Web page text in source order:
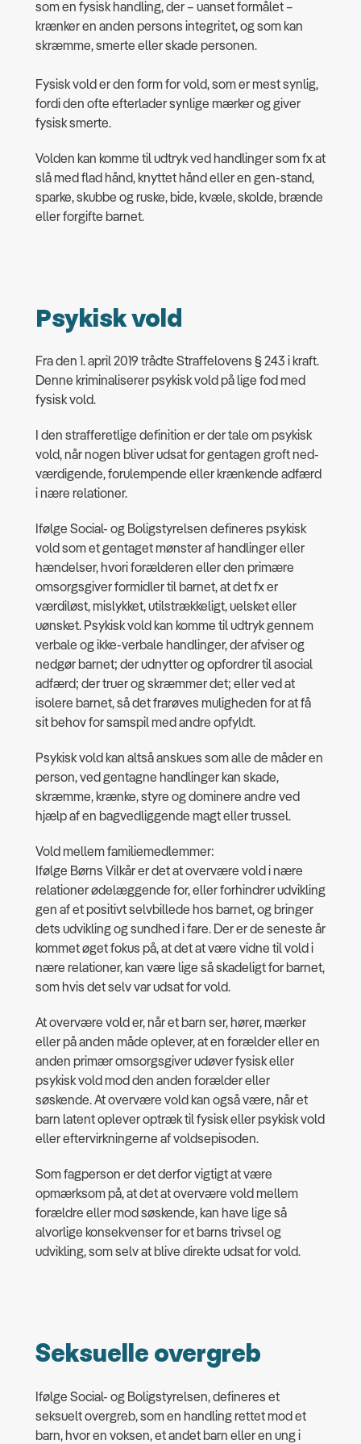
som en fysisk handling, der – uanset formålet –
krænker en anden persons integritet, og som kan
skræmme, smerte eller skade personen.
Fysisk vold er den form for vold, som er mest synlig,
fordi den ofte efterlader synlige mærker og giver
fysisk smerte.
Volden kan komme til udtryk ved handlinger som fx at
slå med flad hånd, knyttet hånd eller en gen-stand,
sparke, skubbe og ruske, bide, kvæle, skolde, brænde
eller forgifte barnet.
Psykisk vold
Fra den 1. april 2019 trådte Straffelovens § 243 i kraft.
Denne kriminaliserer psykisk vold på lige fod med
fysisk vold.
I den strafferetlige definition er der tale om psykisk
vold, når nogen bliver udsat for gentagen groft ned-
værdigende, forulempende eller krænkende adfærd
i nære relationer.
Ifølge Social- og Boligstyrelsen defineres psykisk
vold som et gentaget mønster af handlinger eller
hændelser, hvori forælderen eller den primære
omsorgsgiver formidler til barnet, at det fx er
værdiløst, mislykket, utilstrækkeligt, uelsket eller
uønsket. Psykisk vold kan komme til udtryk gennem
verbale og ikke-verbale handlinger, der afviser og
nedgør barnet; der udnytter og opfordrer til asocial
adfærd; der truer og skræmmer det; eller ved at
isolere barnet, så det frarøves muligheden for at få
sit behov for samspil med andre opfyldt.
Psykisk vold kan altså anskues som alle de måder en
person, ved gentagne handlinger kan skade,
skræmme, krænke, styre og dominere andre ved
hjælp af en bagvedliggende magt eller trussel.
Vold mellem familiemedlemmer:
Ifølge Børns Vilkår er det at overvære vold i nære
relationer ødelæggende for, eller forhindrer udvikling
gen af et positivt selvbillede hos barnet, og bringer
dets udvikling og sundhed i fare. Der er de seneste år
kommet øget fokus på, at det at være vidne til vold i
nære relationer, kan være lige så skadeligt for barnet,
som hvis det selv var udsat for vold.
At overvære vold er, når et barn ser, hører, mærker
eller på anden måde oplever, at en forælder eller en
anden primær omsorgsgiver udøver fysisk eller
psykisk vold mod den anden forælder eller
søskende. At overvære vold kan også være, når et
barn latent oplever optræk til fysisk eller psykisk vold
eller eftervirkningerne af voldsepisoden.
Som fagperson er det derfor vigtigt at være
opmærksom på, at det at overvære vold mellem
forældre eller mod søskende, kan have lige så
alvorlige konsekvenser for et barns trivsel og
udvikling, som selv at blive direkte udsat for vold.
Seksuelle overgreb
Ifølge Social- og Boligstyrelsen, defineres et
seksuelt overgreb, som en handling rettet mod et
barn, hvor en voksen, et andet barn eller en ung i